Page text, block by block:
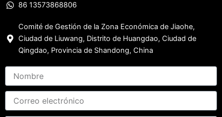
86 13573868806
Comité de Gestión de la Zona Económica de Jiaohe,
Ciudad de Liuwang, Distrito de Huangdao, Ciudad de
Qingdao, Provincia de Shandong, China